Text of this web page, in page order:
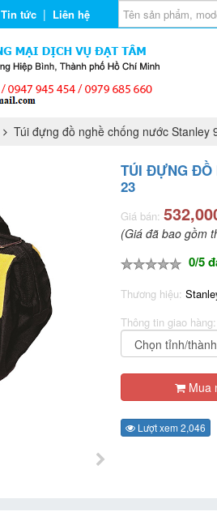
Tin tức | Liên hệ
Túi đựng đồ nghề chống nước Stanley
TÚI ĐỰNG ĐỒ
23
Giá bán:
(Giá đã bao gồm
0/5
Thương hiệu:
Thông tin giao hàng:
Mua
Lượt xem 2,046